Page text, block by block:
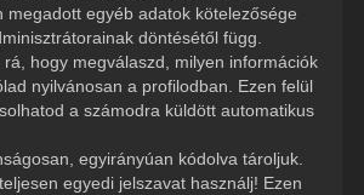
megadott egyéb adatok kötelezősége
döntésétől függ.
hogy megválaszd, milyen információk
nyilvánosan a profilodban. Ezen felül
a számodra küldött automatikus
egyirányúan kódolva tároljuk.
egyedi jelszavat használj! Ezen